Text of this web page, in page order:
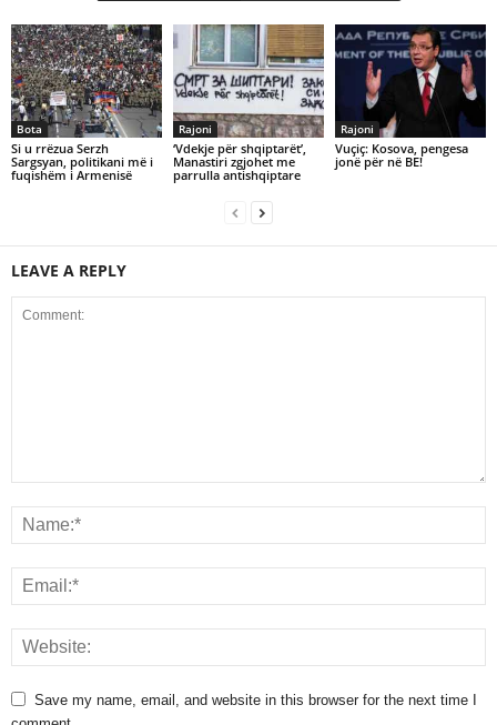
Bota
Si u rrëzua Serzh
Sargsyan, politikani më i
fuqishëm i Armenisë
Rajoni
‘Vdekje për shqiptarët’,
Manastiri zgjohet me
parrulla antishqiptare
Rajoni
Vuçiç: Kosova, pengesa
jonë për në BE!
LEAVE A REPLY
Save my name, email, and website in this browser for the next time I